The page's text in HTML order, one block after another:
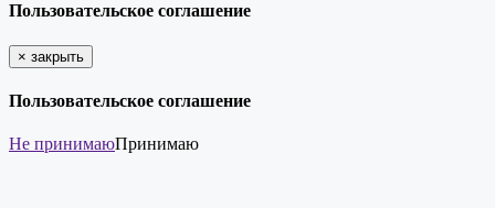
Пользовательское соглашение
× закрыть
Пользовательское соглашение
Не принимаюПринимаю